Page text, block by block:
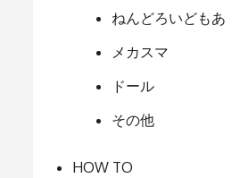
ねんどろいどもあ
メカスマ
ドール
その他
HOW TO